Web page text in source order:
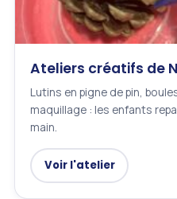
Ateliers créatifs de
Lutins en pigne de pin,
maquillage : les enfants
main.
Voir l'atelier